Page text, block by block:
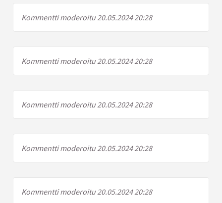
Kommentti moderoitu 20.05.2024 20:28
Kommentti moderoitu 20.05.2024 20:28
Kommentti moderoitu 20.05.2024 20:28
Kommentti moderoitu 20.05.2024 20:28
Kommentti moderoitu 20.05.2024 20:28